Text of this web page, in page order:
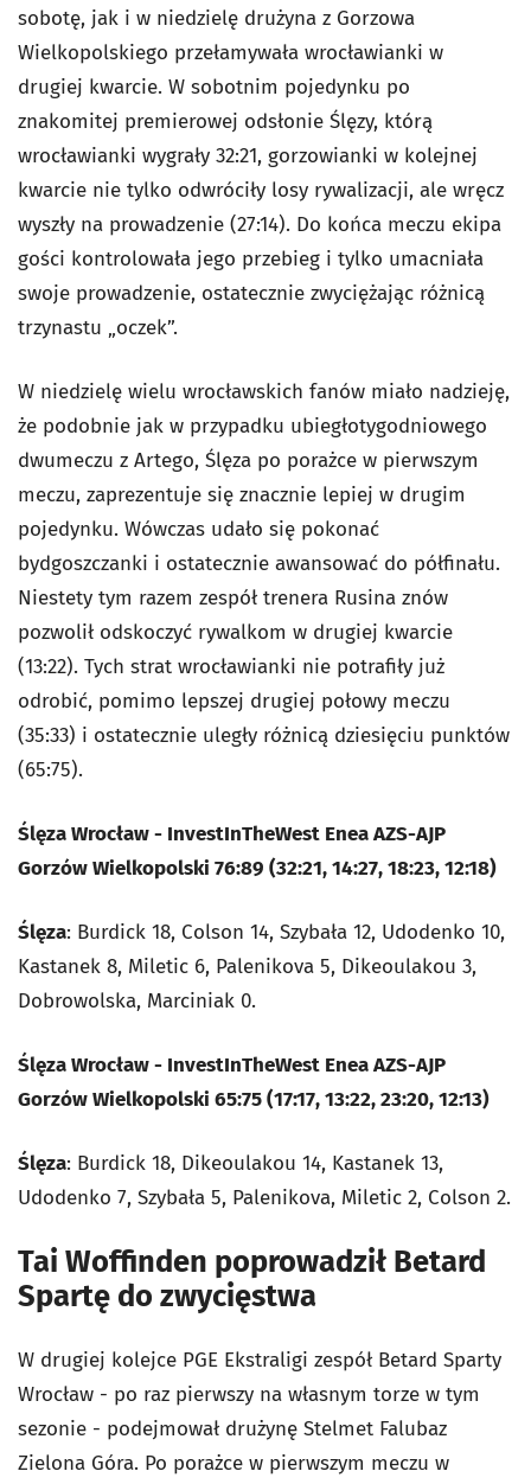
sobotę, jak i w niedzielę drużyna z Gorzowa
Wielkopolskiego przełamywała wrocławianki w
drugiej kwarcie. W sobotnim pojedynku po
znakomitej premierowej odsłonie Ślęzy, którą
wrocławianki wygrały 32:21, gorzowianki w kolejnej
kwarcie nie tylko odwróciły losy rywalizacji, ale wręcz
wyszły na prowadzenie (27:14). Do końca meczu ekipa
gości kontrolowała jego przebieg i tylko umacniała
swoje prowadzenie, ostatecznie zwyciężając różnicą
trzynastu „oczek”.
W niedzielę wielu wrocławskich fanów miało nadzieję,
że podobnie jak w przypadku ubiegłotygodniowego
dwumeczu z Artego, Ślęza po porażce w pierwszym
meczu, zaprezentuje się znacznie lepiej w drugim
pojedynku. Wówczas udało się pokonać
bydgoszczanki i ostatecznie awansować do półfinału.
Niestety tym razem zespół trenera Rusina znów
pozwolił odskoczyć rywalkom w drugiej kwarcie
(13:22). Tych strat wrocławianki nie potrafiły już
odrobić, pomimo lepszej drugiej połowy meczu
(35:33) i ostatecznie uległy różnicą dziesięciu punktów
(65:75).
Ślęza Wrocław - InvestInTheWest Enea AZS-AJP
Gorzów Wielkopolski 76:89 (32:21, 14:27, 18:23, 12:18)
Ślęza: Burdick 18, Colson 14, Szybała 12, Udodenko 10,
Kastanek 8, Miletic 6, Palenikova 5, Dikeoulakou 3,
Dobrowolska, Marciniak 0.
Ślęza Wrocław - InvestInTheWest Enea AZS-AJP
Gorzów Wielkopolski 65:75 (17:17, 13:22, 23:20, 12:13)
Ślęza: Burdick 18, Dikeoulakou 14, Kastanek 13,
Udodenko 7, Szybała 5, Palenikova, Miletic 2, Colson 2.
Tai Woffinden poprowadził Betard
Spartę do zwycięstwa
W drugiej kolejce PGE Ekstraligi zespół Betard Sparty
Wrocław - po raz pierwszy na własnym torze w tym
sezonie - podejmował drużynę Stelmet Falubaz
Zielona Góra. Po porażce w pierwszym meczu w